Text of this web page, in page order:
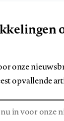
onze
opvallende